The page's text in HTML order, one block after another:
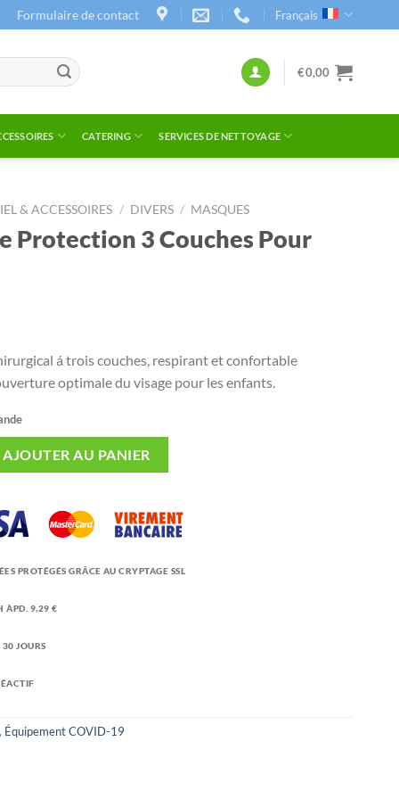
Formulaire de contact Français
€0,00
CATERING SERVICES DE NETTOYAGE
& ACCESSOIRES / DIVERS / MASQUES
Protection 3 Couches Pour
á trois couches, respirant et confortable
optimale du visage pour les enfants.
AJOUTER AU PANIER
PROTÉGÉS GRÂCE AU CRYPTAGE SSL
ÀPD. 9,29 €
JOURS
, Équipement COVID-19